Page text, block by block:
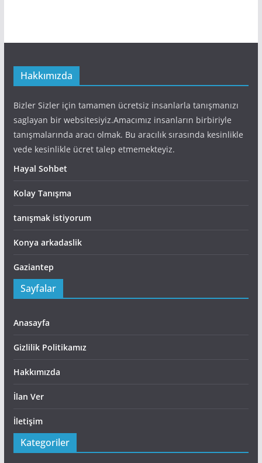
Hakkımızda
Bizler Sizler için tamamen ücretsiz insanlarla tanışmanızı
saglayan bir websitesiyiz.Amacımız insanların birbiriyle
tanışmalarında aracı olmak. Bu aracılık sırasında kesinlikle
vede kesinlikle ücret talep etmemekteyiz.
Hayal Sohbet
Kolay Tanışma
tanışmak istiyorum
Konya arkadaslik
Gaziantep
Sayfalar
Anasayfa
Gizlilik Politikamız
Hakkımızda
İlan Ver
İletişim
Kategoriler